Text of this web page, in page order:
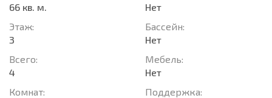
66 кв. м.
Этаж:
3
Всего:
4
Комнат:
Нет
Басcейн:
Нет
Мебель:
Нет
Поддержка: